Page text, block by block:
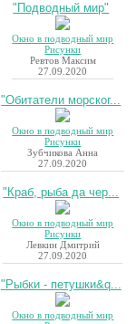
"Подводный мир"
Окно в подводный мир
Рисунки
Ревтов Максим
27.09.2020
"Обитатели морског...
Окно в подводный мир
Рисунки
Зубчикова Анна
27.09.2020
"Краб, рыба да чер...
Окно в подводный мир
Рисунки
Левкин Дмитрий
27.09.2020
"Рыбки - петушки&q...
Окно в подводный мир